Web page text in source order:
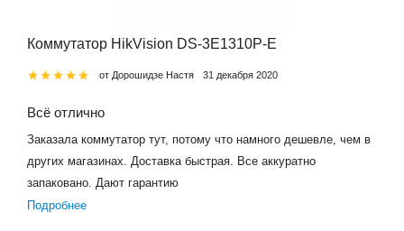
Коммутатор HikVision DS-3E1310P-E
от Дорошидзе Настя 31 декабря 2020
Всё отлично
Заказала коммутатор тут, потому что намного дешевле, чем в
других магазинах. Доставка быстрая. Все аккуратно
запаковано. Дают гарантию
Подробнее